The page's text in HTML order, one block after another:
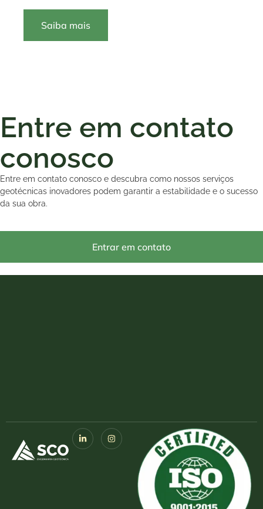
Saiba mais
Entre em contato
conosco
Entre em contato conosco e descubra como nossos serviços
geotécnicas inovadores podem garantir a estabilidade e o sucesso
da sua obra.
Entrar em contato